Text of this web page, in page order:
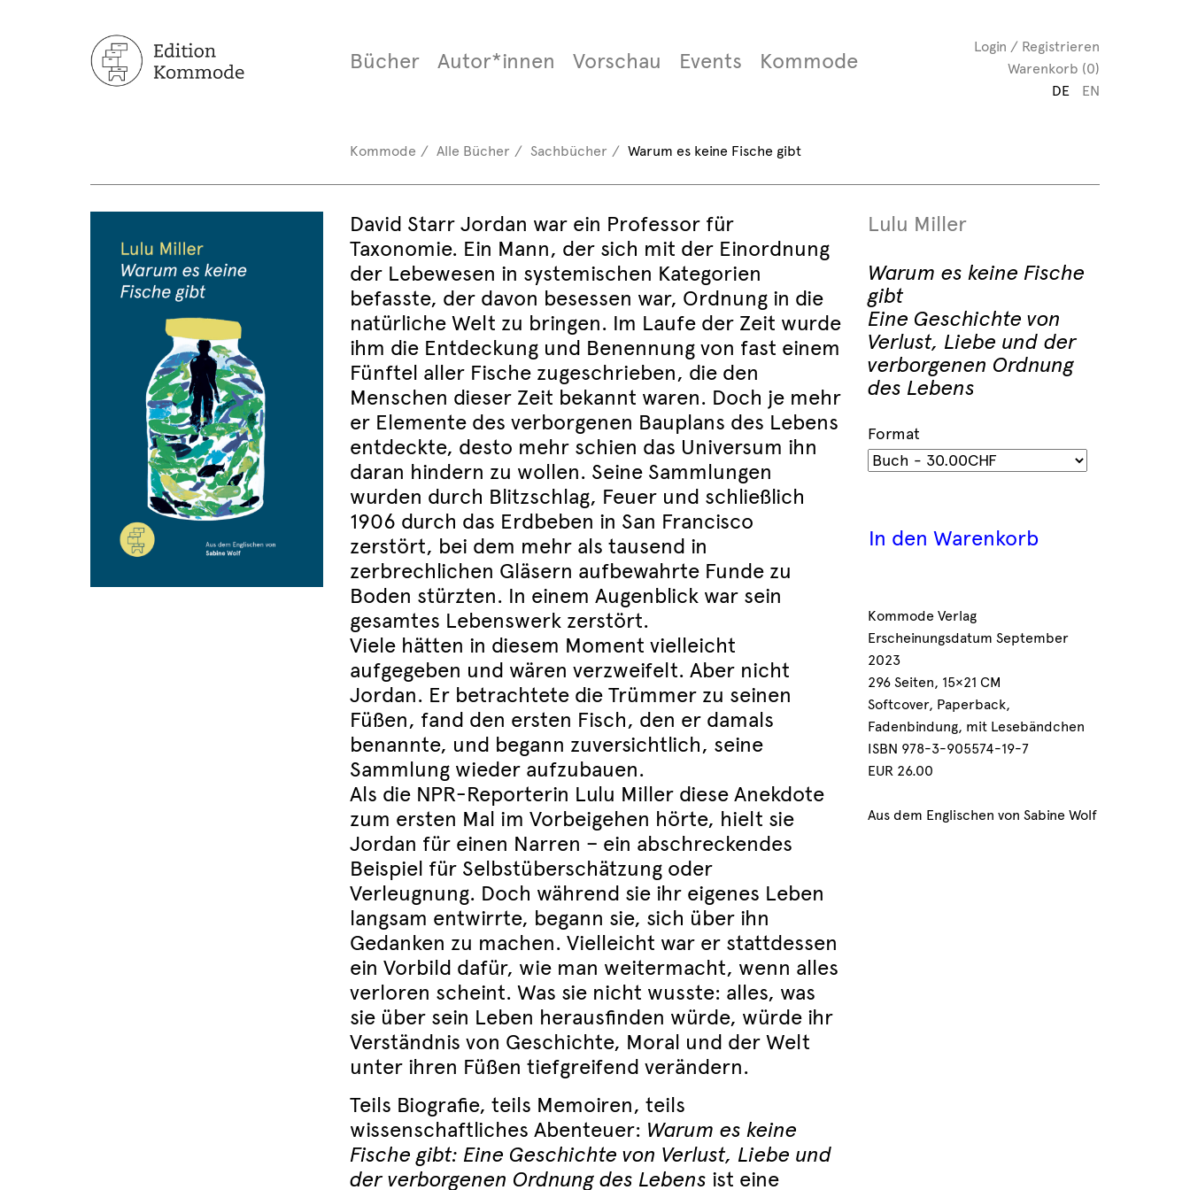
Bücher Autor*innen Vorschau Events Kommode
Login / Registrieren
Warenkorb (0)
DE
EN
Kommode Alle Bücher Sachbücher Warum es keine Fische gibt
David Starr Jordan war ein Professor für
Taxonomie. Ein Mann, der sich mit der Einordnung
der Lebewesen in systemischen Kategorien
befasste, der davon besessen war, Ordnung in die
natürliche Welt zu bringen. Im Laufe der Zeit wurde
ihm die Entdeckung und Benennung von fast einem
Fünftel aller Fische zugeschrieben, die den
Menschen dieser Zeit bekannt waren. Doch je mehr
er Elemente des verborgenen Bauplans des Lebens
entdeckte, desto mehr schien das Universum ihn
daran hindern zu wollen. Seine Sammlungen
wurden durch Blitzschlag, Feuer und schließlich
1906 durch das Erdbeben in San Francisco
zerstört, bei dem mehr als tausend in
zerbrechlichen Gläsern aufbewahrte Funde zu
Boden stürzten. In einem Augenblick war sein
gesamtes Lebenswerk zerstört.
Viele hätten in diesem Moment vielleicht
aufgegeben und wären verzweifelt. Aber nicht
Jordan. Er betrachtete die Trümmer zu seinen
Füßen, fand den ersten Fisch, den er damals
benannte, und begann zuversichtlich, seine
Sammlung wieder aufzubauen.
Als die NPR-Reporterin Lulu Miller diese Anekdote
zum ersten Mal im Vorbeigehen hörte, hielt sie
Jordan für einen Narren – ein abschreckendes
Beispiel für Selbstüberschätzung oder
Verleugnung. Doch während sie ihr eigenes Leben
langsam entwirrte, begann sie, sich über ihn
Gedanken zu machen. Vielleicht war er stattdessen
ein Vorbild dafür, wie man weitermacht, wenn alles
verloren scheint. Was sie nicht wusste: alles, was
sie über sein Leben herausfinden würde, würde ihr
Verständnis von Geschichte, Moral und der Welt
unter ihren Füßen tiefgreifend verändern.
Teils Biografie, teils Memoiren, teils
wissenschaftliches Abenteuer: Warum es keine
Fische gibt: Eine Geschichte von Verlust, Liebe und
der verborgenen Ordnung des Lebens ist eine
Lulu Miller
Warum es keine Fische
gibt
Eine Geschichte von
Verlust, Liebe und der
verborgenen Ordnung
des Lebens
Format
In den Warenkorb
Kommode Verlag
Erscheinungsdatum September
2023
296 Seiten, 15×21 CM
Softcover, Paperback,
Fadenbindung, mit Lesebändchen
ISBN 978-3-905574-19-7
EUR 26.00
Aus dem Englischen von Sabine Wolf